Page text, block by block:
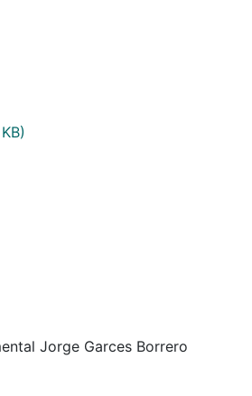
Jorge Garces Borrero